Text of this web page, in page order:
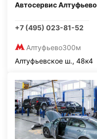
Автосервис Алтуфьево
+7 (495) 023-81-52
Алтуфьево300м
Алтуфьевское ш., 48к4